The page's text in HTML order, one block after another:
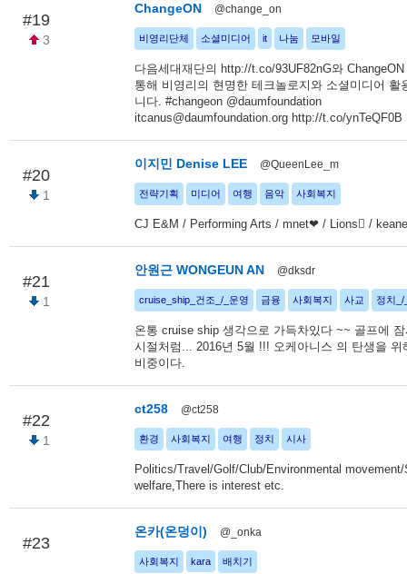
#19
3
ChangeON @change_on
비영리단체 소셜미디어 it 나눔 모바일
다음세대재단의 http://t.co/93UF82nG와
통해 비영리의 현명한 테크놀로지와 소셜미디어 활
니다. #changeon @daumfoundation
itcanus@daumfoundation.org http://t.co/ynTeQF0B
#20
1
이지민 Denise LEE @QueenLee_m
전략기획 미디어 여행 음악 사회복지
CJ E&M / Performing Arts / mnet❤ / Lions / keane
#21
1
안원근 WONGEUN AN @dksdr
cruise_ship_건조_/_운영 금융 사회복지 사교 정치_/
온통 cruise ship 생각으로 가득차있다 ~~ 골프에
시절처럼... 2016년 5월 !!! 오케아니스 의 탄생을 위
비중이다.
#22
1
ct258 @ct258
환경 사회복지 여행 정치 시사
Politics/Travel/Golf/Club/Environmental
welfare,There is interest etc.
#23
온카(온덩이) @_onka
사회복지 kara 배치기